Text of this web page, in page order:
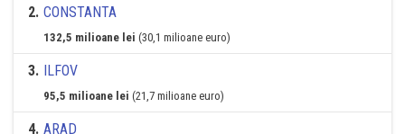
2. CONSTANTA
132,5 milioane lei (30,1 milioane euro)
3. ILFOV
95,5 milioane lei (21,7 milioane euro)
4. ARAD